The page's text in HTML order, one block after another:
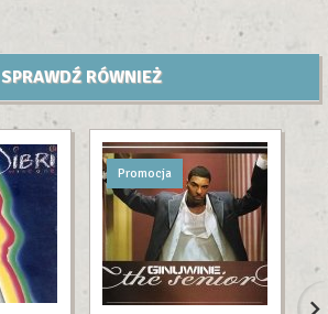
SPRAWDŹ RÓWNIEŻ
Promocja